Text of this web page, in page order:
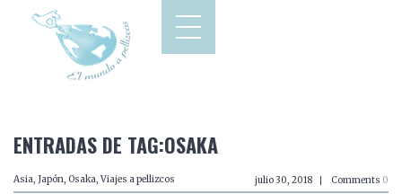
ENTRADAS DE TAG:OSAKA
Asia, Japón, Osaka, Viajes a pellizcos julio 30, 2018 Comments 0